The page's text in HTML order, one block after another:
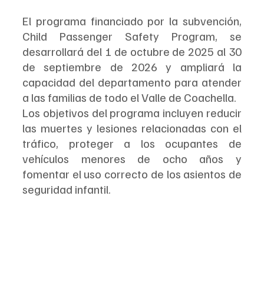
El programa financiado por la subvención,
Child Passenger Safety Program, se
desarrollará del 1 de octubre de 2025 al 30
de septiembre de 2026 y ampliará la
capacidad del departamento para atender
a las familias de todo el Valle de Coachella.
Los objetivos del programa incluyen reducir
las muertes y lesiones relacionadas con el
tráfico, proteger a los ocupantes de
vehículos menores de ocho años y
fomentar el uso correcto de los asientos de
seguridad infantil.